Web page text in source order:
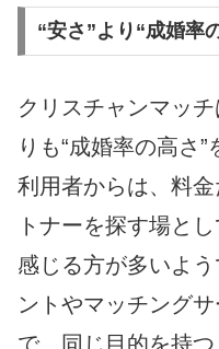
“安さ”より“成婚率
クリスチャンマッチ
りも“成婚率の高さ
利用者からは、料
トナーを探す場と
感じる方が多いよ
ントやマッチング
で、同じ目的を持